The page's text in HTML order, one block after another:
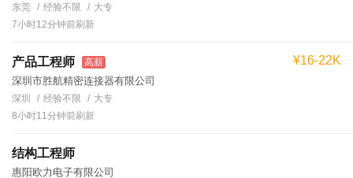
东莞 经验不限
大专
7小时12分钟前刷新
产品工程师 高薪
深圳市胜航精密连接器有限公司
¥16-22K
深圳 经验不限
大专
8小时11分钟前刷新
结构工程师
惠阳欧力电子有限公司